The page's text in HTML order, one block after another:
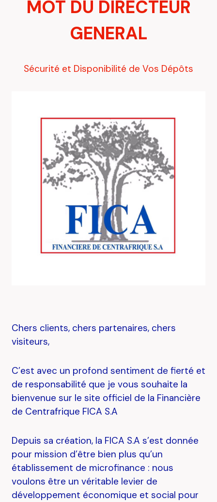
MOT DU DIRECTEUR
GENERAL
Sécurité et Disponibilité de Vos Dépôts
Chers clients, chers partenaires, chers
visiteurs,
C’est avec un profond sentiment de fierté et
de responsabilité que je vous souhaite la
bienvenue sur le site officiel de la Financière
de Centrafrique FICA S.A
Depuis sa création, la FICA S.A s’est donnée
pour mission d’être bien plus qu’un
établissement de microfinance : nous
voulons être un véritable levier de
développement économique et social pour